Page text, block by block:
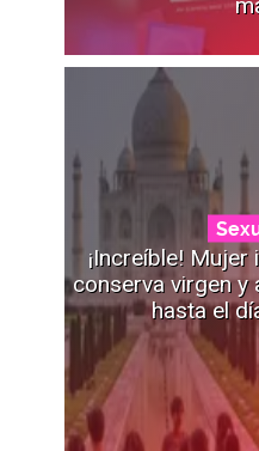
¡Increíble!
conserva virgen y
hasta el